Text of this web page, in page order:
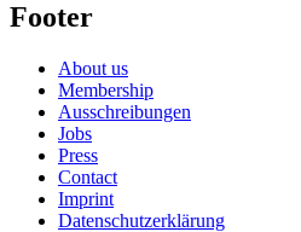
Footer
About us
Membership
Ausschreibungen
Jobs
Press
Contact
Imprint
Datenschutzerklärung